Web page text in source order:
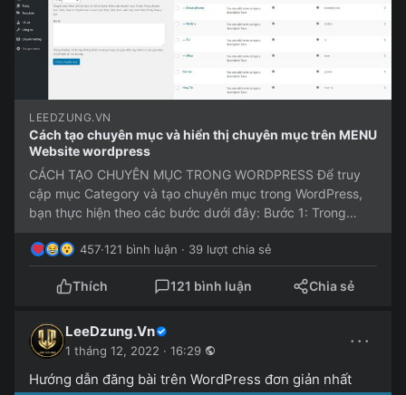
LEEDZUNG.VN
Cách tạo chuyên mục và hiển thị chuyên mục trên MENU
Website wordpress
CÁCH TẠO CHUYÊN MỤC TRONG WORDPRESS Để truy
cập mục Category và tạo chuyên mục trong WordPress,
bạn thực hiện theo các bước dưới đây: Bước 1: Trong
457·121 bình luận · 39 lượt chia sẻ
Thích 121 bình luận Chia sẻ
LeeDzung.Vn
1 tháng 12, 2022 · 16:29 ···
Hướng dẫn đăng bài trên WordPress đơn giản nhất